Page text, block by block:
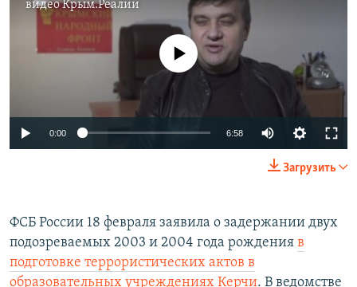
видеоКрым.Реалии
1080p
No media source currently available
0:00 6:58
270p
1080p
Загрузить
ФСБ России 18 февраля заявила о задержании двух
подозреваемых 2003 и 2004 года рождения в
подготовке террористических актов в
образовательных учреждениях Керчи. В ведомстве